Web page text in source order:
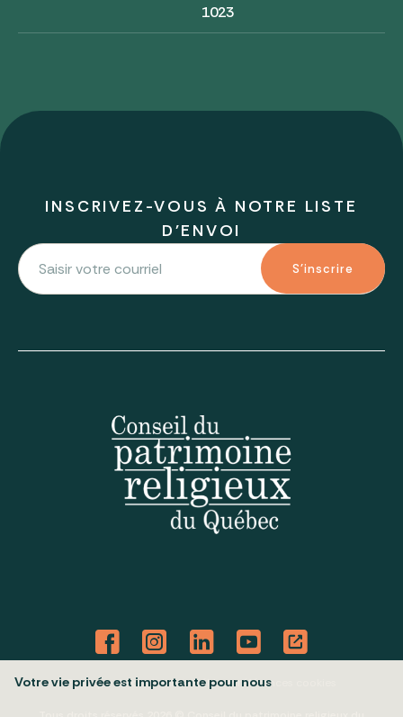
1023
INSCRIVEZ-VOUS À NOTRE LISTE
D'ENVOI
S'inscrire
Politique de confidentialité Mes préférences cookies
Votre vie privée est importante pour nous